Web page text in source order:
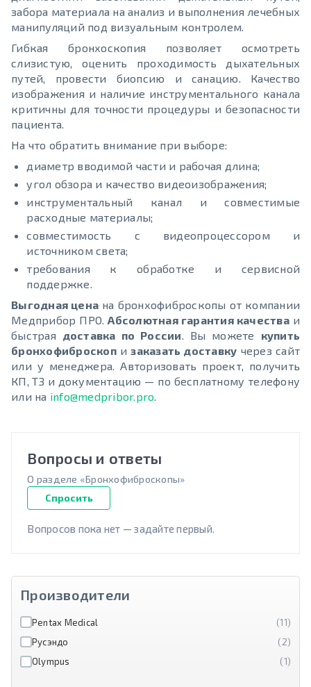
забора материала на анализ и выполнения лечебных
манипуляций под визуальным контролем.
Гибкая бронхоскопия позволяет осмотреть
слизистую, оценить проходимость дыхательных
путей, провести биопсию и санацию. Качество
изображения и наличие инструментального канала
критичны для точности процедуры и безопасности
пациента.
На что обратить внимание при выборе:
диаметр вводимой части и рабочая длина;
угол обзора и качество видеоизображения;
инструментальный канал и совместимые
расходные материалы;
совместимость с видеопроцессором и
источником света;
требования к обработке и сервисной
поддержке.
Выгодная цена на бронхофиброскопы от компании
Медприбор ПРО.Абсолютная гарантия качестваи
быстрая доставка по России. Вы можете купить
бронхофиброскопизаказать доставку через сайт
или у менеджера. Авторизовать проект, получить
КП, ТЗ и документацию — по бесплатному телефону
или на info@medpribor.pro.
Производители
Pentax Medical
(11)
Русэндо
(2)
Olympus
(1)
Вопросы и ответы
О разделе «Бронхофиброскопы»
Спросить
Вопросов пока нет — задайте первый.